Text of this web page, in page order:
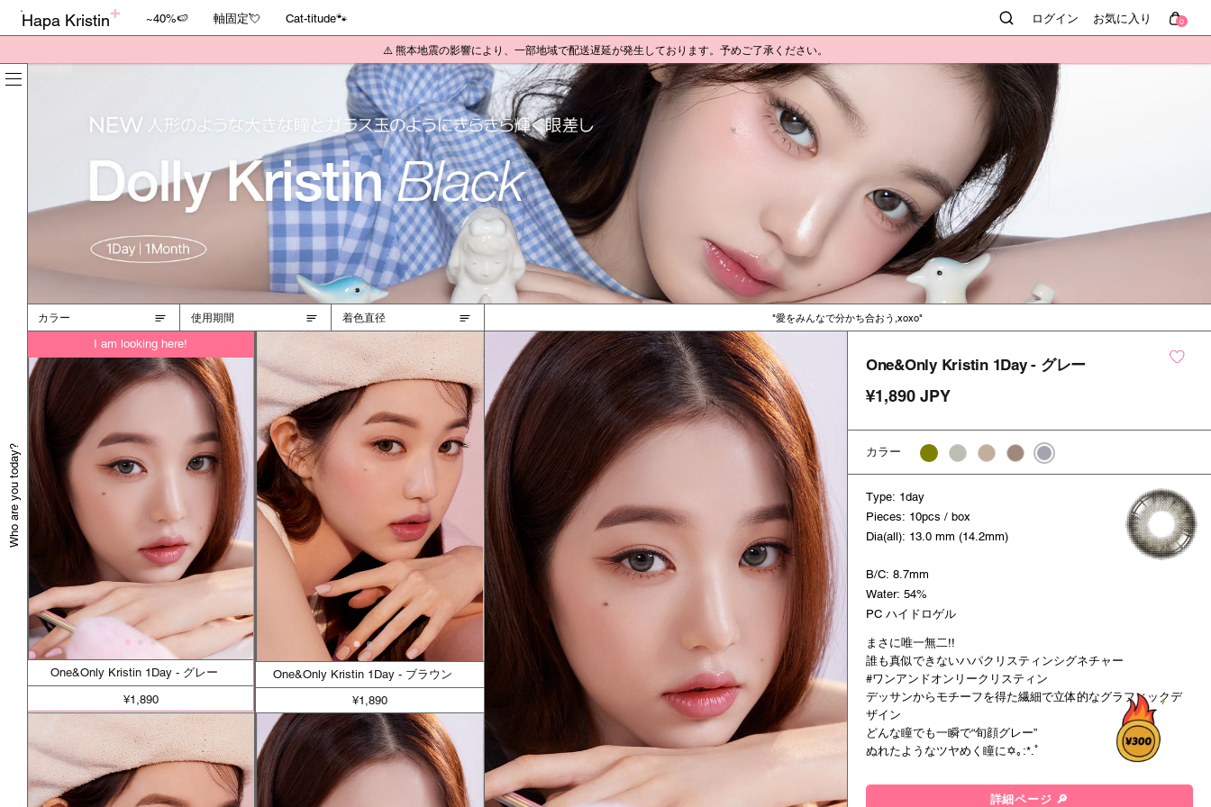
Hapa Kristin ログイン お気に入り 0
~40%🍉 軸固定💘 Cat-titude🐾
⚠️ 熊本地震の影響により、一部地域で配送遅延が発生しております。予めご了承ください。
Who are you today?
愛をみんなで分かち合おう,xoxo
One&Only Kristin 1Day - グレー
¥1,890 JPY
カラー
Type: 1day
Pieces: 10pcs / box
Dia(all): 13.0 mm (14.2mm)
B/C: 8.7mm
Water: 54%
PC ハイドロゲル
まさに唯一無二!!
誰も真似できないハパクリスティンシグネチャー
#ワンアンドオンリークリスティン
デッサンからモチーフを得た繊細で立体的なグラフィックデ
ザイン
どんな瞳でも一瞬で“旬顔グレー”
ぬれたようなツヤめく瞳に✡｡:*.ﾟ
詳細ページ 🔎
カラー 使用期間 着色直径
One&Only Kristin 1Day - グレー
¥1,890
One&Only Kristin 1Day - ブラウン
¥1,890